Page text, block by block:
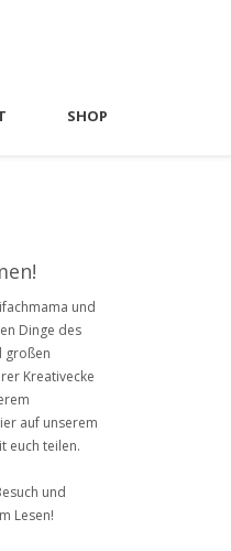
SHOP
und
Dinge des
großen
Kreativecke
auf unserem
euch teilen.
und
Lesen!